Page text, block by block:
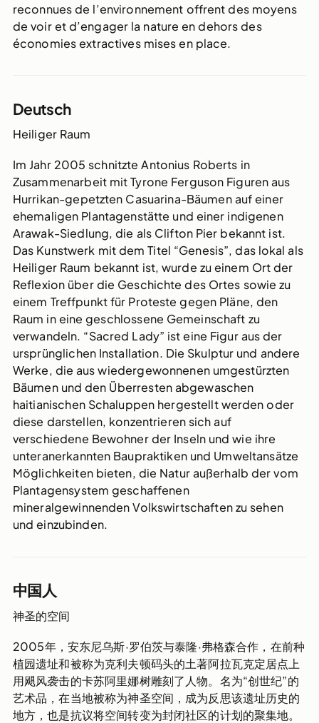
reconnues de l’environnement offrent des moyens
de voir et d’engager la nature en dehors des
économies extractives mises en place.
Deutsch
Heiliger Raum
Im Jahr 2005 schnitzte Antonius Roberts in
Zusammenarbeit mit Tyrone Ferguson Figuren aus
Hurrikan-gepetzten Casuarina-Bäumen auf einer
ehemaligen Plantagenstätte und einer indigenen
Arawak-Siedlung, die als Clifton Pier bekannt ist.
Das Kunstwerk mit dem Titel “Genesis”, das lokal als
Heiliger Raum bekannt ist, wurde zu einem Ort der
Reflexion über die Geschichte des Ortes sowie zu
einem Treffpunkt für Proteste gegen Pläne, den
Raum in eine geschlossene Gemeinschaft zu
verwandeln. “Sacred Lady” ist eine Figur aus der
ursprünglichen Installation. Die Skulptur und andere
Werke, die aus wiedergewonnenen umgestürzten
Bäumen und den Überresten abgewaschen
haitianischen Schaluppen hergestellt werden oder
diese darstellen, konzentrieren sich auf
verschiedene Bewohner der Inseln und wie ihre
unteranerkannten Baupraktiken und Umweltansätze
Möglichkeiten bieten, die Natur außerhalb der vom
Plantagensystem geschaffenen
mineralgewinnenden Volkswirtschaften zu sehen
und einzubinden.
中国人
神圣的空间
2005年，安东尼乌斯·罗伯茨与泰隆·弗格森合作，在前种
植园遗址和被称为克利夫顿码头的土著阿拉瓦克定居点上
用飓风袭击的卡苏阿里娜树雕刻了人物。名为“创世纪”的
艺术品，在当地被称为神圣空间，成为反思该遗址历史的
地方，也是抗议将空间转变为封闭社区的计划的聚集地。